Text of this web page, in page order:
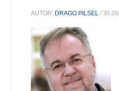
AUTOR: DRAGO PILSEL /